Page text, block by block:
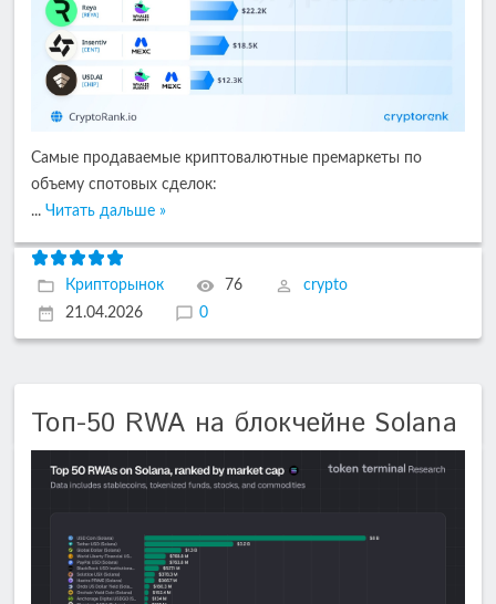
Самые продаваемые криптовалютные премаркеты по
объему спотовых сделок:
... Читать дальше »
Крипторынок 76
crypto
21.04.2026
0
Топ-50 RWA на блокчейне Solana